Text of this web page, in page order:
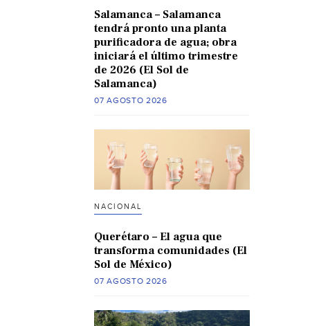
Salamanca – Salamanca
tendrá pronto una planta
purificadora de agua; obra
iniciará el último trimestre
de 2026 (El Sol de
Salamanca)
07 AGOSTO 2026
NACIONAL
Querétaro – El agua que
transforma comunidades (El
Sol de México)
07 AGOSTO 2026